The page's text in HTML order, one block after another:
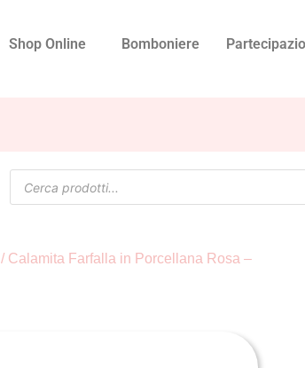
Shop Online Bomboniere
/ Calamita Farfalla in Porcellana Rosa –